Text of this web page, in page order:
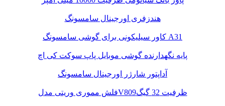
هندزفری اورجینال سامسونگ
کاور سیلیکونی برای گوشی سامسونگ A31
پایه نگهدارنده گوشی موبایل پاپ سوکت کی اچ
آداپتور شارژر اورجینال سامسونگ
فلش مموری وریتی مدلV809ظرفیت 32 گیگ